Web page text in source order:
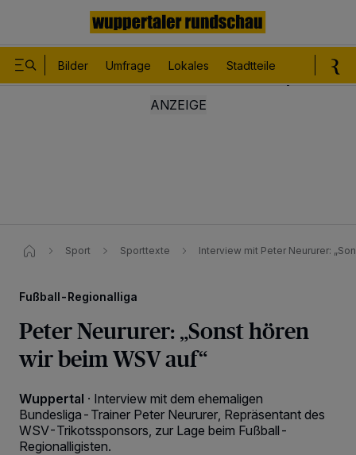
Bilder Umfrage Lokales Stadtteile
Sport Sporttexte Interview mit Peter Neururer:
Fußball-Regionalliga
Peter Neururer: „Sonst hören
wir beim WSV auf“
Wuppertal · Interview mit dem ehemaligen
Bundesliga-Trainer Peter Neururer, Repräsentant des
WSV-Trikotssponsors, zur Lage beim Fußball-
Regionalligisten.